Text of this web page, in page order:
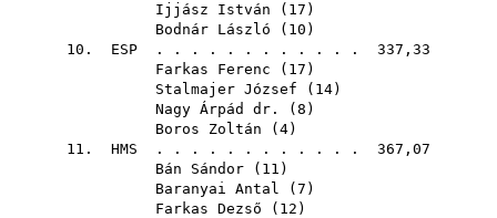
Ijjász István ( 17 )
Bodnár László ( 10 )
10. ESP . . . . . . . . . . . . 337,33
Farkas Ferenc ( 17 )
Stalmajer József ( 14)
Nagy Árpád dr.
( 8 )
Boros Zoltán ( 4)
11. HMS . . . . . . . . . . . . 367,07
Bán Sándor ( 11 )
Baranyai Antal ( 7 )
Farkas Dezső ( 12 )